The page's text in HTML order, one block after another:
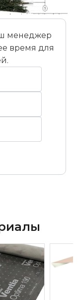
10°
22°
256 шт
менеджер
время для